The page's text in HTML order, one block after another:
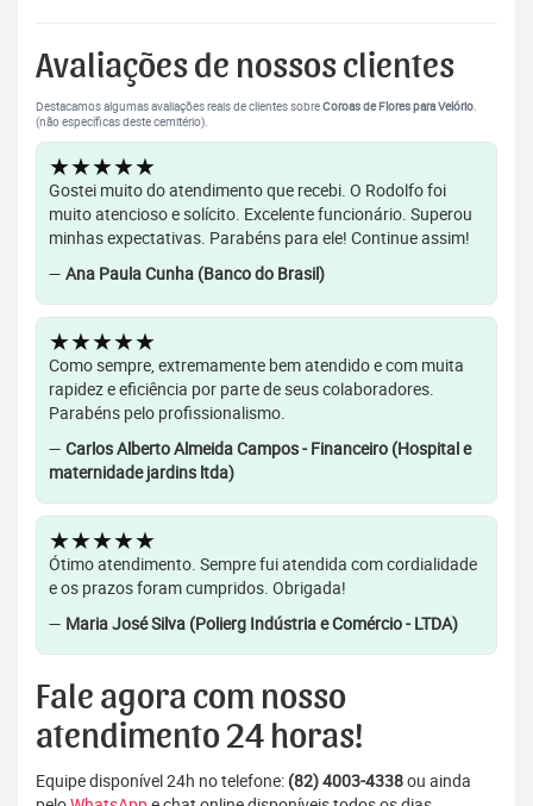
Avaliações de nossos clientes
Destacamos algumas avaliações reais de clientes sobreCoroas de Flores para Velório.
(não específicas deste cemitério).
★★★★★
Gostei muito do atendimento que recebi. O Rodolfo foi
muito atencioso e solícito. Excelente funcionário. Superou
minhas expectativas. Parabéns para ele! Continue assim!
— Ana Paula Cunha (Banco do Brasil)
★★★★★
Como sempre, extremamente bem atendido e com muita
rapidez e eficiência por parte de seus colaboradores.
Parabéns pelo profissionalismo.
— Carlos Alberto Almeida Campos - Financeiro (Hospital e
maternidade jardins ltda)
★★★★★
Ótimo atendimento. Sempre fui atendida com cordialidade
e os prazos foram cumpridos. Obrigada!
— Maria José Silva (Polierg Indústria e Comércio - LTDA)
Fale agora com nosso
atendimento 24 horas!
Equipe disponível 24h no telefone: (82) 4003-4338ou ainda